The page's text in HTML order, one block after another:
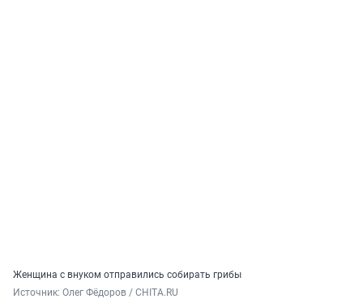
Женщина с внуком отправились собирать грибы
Источник: Олег Фёдоров / CHITA.RU